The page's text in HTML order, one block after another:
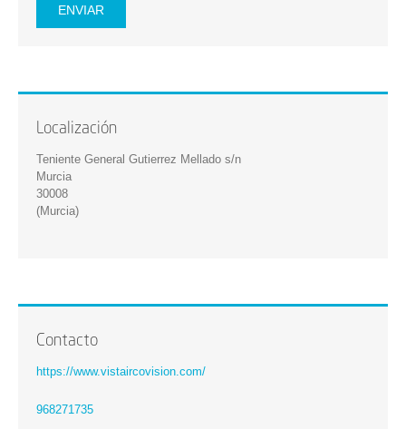
ENVIAR
Localización
Teniente General Gutierrez Mellado s/n
Murcia
30008
(Murcia)
Contacto
https://www.vistaircovision.com/
968271735